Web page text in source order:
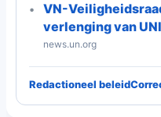
VN-
verlenging van
news.un.org
Redactioneel beleid